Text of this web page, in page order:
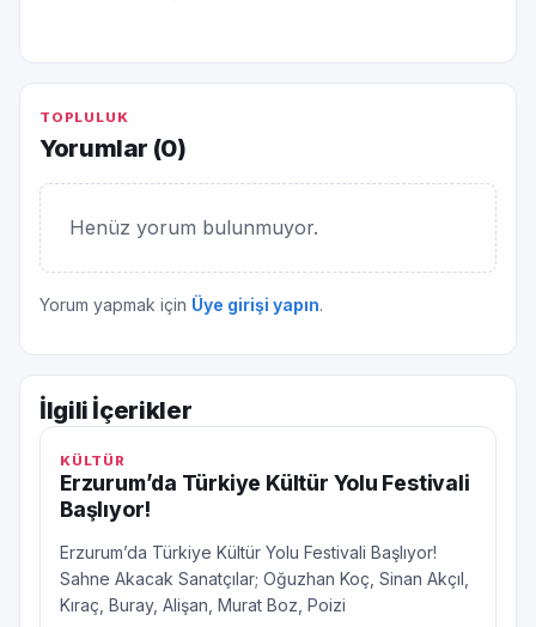
TOPLULUK
Yorumlar (0)
Henüz yorum bulunmuyor.
Yorum yapmak için Üye girişi yapın.
İlgili İçerikler
KÜLTÜR
Erzurum’da Türkiye Kültür Yolu Festivali
Başlıyor!
Erzurum’da Türkiye Kültür Yolu Festivali Başlıyor!
Sahne Akacak Sanatçılar; Oğuzhan Koç, Sinan Akçıl,
Kıraç, Buray, Alişan, Murat Boz, Poizi